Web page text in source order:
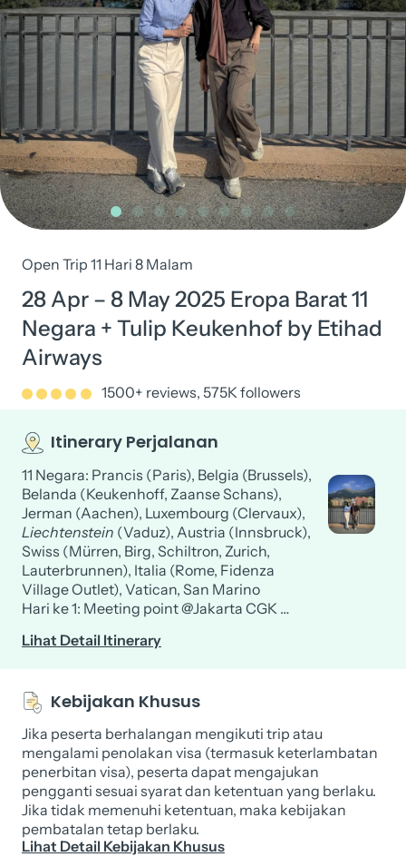
Open Trip 11 Hari 8 Malam
28 Apr – 8 May 2025 Eropa Barat 11
Negara + Tulip Keukenhof by Etihad
Airways
1500+ reviews, 575K followers
Itinerary Perjalanan
11 Negara: Prancis (Paris), Belgia (Brussels),
Belanda (Keukenhoff, Zaanse Schans),
Jerman (Aachen), Luxembourg (Clervaux),
Liechtenstein (Vaduz), Austria (Innsbruck),
Swiss (Mürren, Birg, Schiltron, Zurich,
Lauterbrunnen), Italia (Rome, Fidenza
Village Outlet), Vatican, San Marino
Hari ke 1: Meeting point @Jakarta CGK …
Lihat Detail Itinerary
Kebijakan Khusus
Jika peserta berhalangan mengikuti trip atau
mengalami penolakan visa (termasuk keterlambatan
penerbitan visa), peserta dapat mengajukan
pengganti sesuai syarat dan ketentuan yang berlaku.
Jika tidak memenuhi ketentuan, maka kebijakan
pembatalan tetap berlaku.
Lihat Detail Kebijakan Khusus